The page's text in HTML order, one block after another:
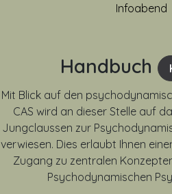
Infoabend
Handbuch
Mit Blick auf den
CAS wird an dieser Stelle auf
Jungclaussen zur
verwiesen. Dies erlaubt Ihnen
Zugang zu zentralen
Psychodynamischen